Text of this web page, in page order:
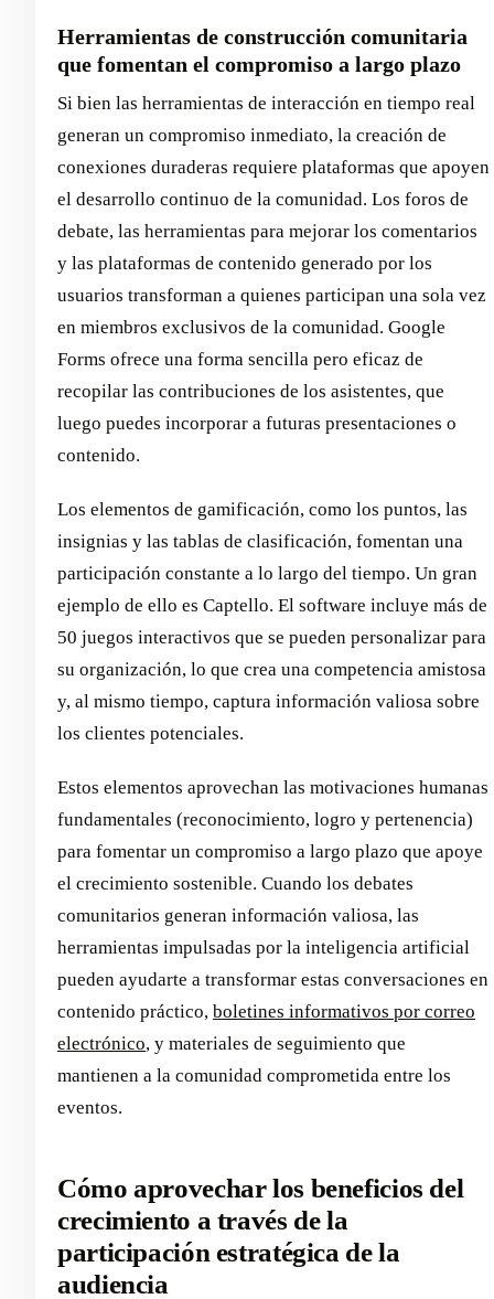
Herramientas de construcción comunitaria
que fomentan el compromiso a largo plazo
Si bien las herramientas de interacción en tiempo real
generan un compromiso inmediato, la creación de
conexiones duraderas requiere plataformas que apoyen
el desarrollo continuo de la comunidad. Los foros de
debate, las herramientas para mejorar los comentarios
y las plataformas de contenido generado por los
usuarios transforman a quienes participan una sola vez
en miembros exclusivos de la comunidad. Google
Forms ofrece una forma sencilla pero eficaz de
recopilar las contribuciones de los asistentes, que
luego puedes incorporar a futuras presentaciones o
contenido.
Los elementos de gamificación, como los puntos, las
insignias y las tablas de clasificación, fomentan una
participación constante a lo largo del tiempo. Un gran
ejemplo de ello es Captello. El software incluye más de
50 juegos interactivos que se pueden personalizar para
su organización, lo que crea una competencia amistosa
y, al mismo tiempo, captura información valiosa sobre
los clientes potenciales.
Estos elementos aprovechan las motivaciones humanas
fundamentales (reconocimiento, logro y pertenencia)
para fomentar un compromiso a largo plazo que apoye
el crecimiento sostenible. Cuando los debates
comunitarios generan información valiosa, las
herramientas impulsadas por la inteligencia artificial
pueden ayudarte a transformar estas conversaciones en
contenido práctico, boletines informativos por correo
electrónico, y materiales de seguimiento que
mantienen a la comunidad comprometida entre los
eventos.
Cómo aprovechar los beneficios del
crecimiento a través de la
participación estratégica de la
audiencia